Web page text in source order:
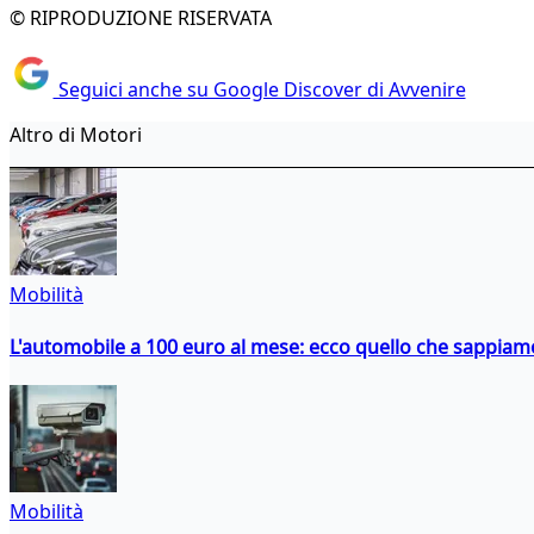
© RIPRODUZIONE RISERVATA
Seguici anche su Google Discover di Avvenire
Altro di Motori
Mobilità
L'automobile a 100 euro al mese: ecco quello che
Mobilità